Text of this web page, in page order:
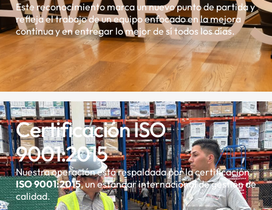
Este reconocimiento marca un nuevo punto de partida y
refleja el trabajo de un equipo enfocado en la mejora
continua y en entregar lo mejor de sí todos los días.
Certificación ISO
9001:2015
Nuestra operación está respaldada por la certificación
ISO9001:2015, un estándar internacional de gestión de
calidad.